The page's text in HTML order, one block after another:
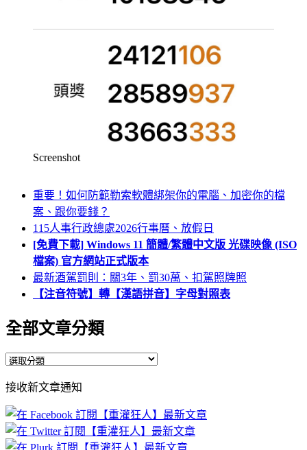
Screenshot
重要！如何防範勒索軟體綁架你的電腦、加密你的檔
案、跟你要錢？
115人事行政總處2026行事曆、放假日
[免費下載] Windows 11 簡體/繁體中文版 光碟映像 (ISO
檔案) 官方網站正式版本
最新酒駕罰則：關3年、罰30萬、扣駕照牌照
【注音符號】轉【漢語拼音】字母對照表
全部文章分類
全
文
章
分
類
接收新文章通知